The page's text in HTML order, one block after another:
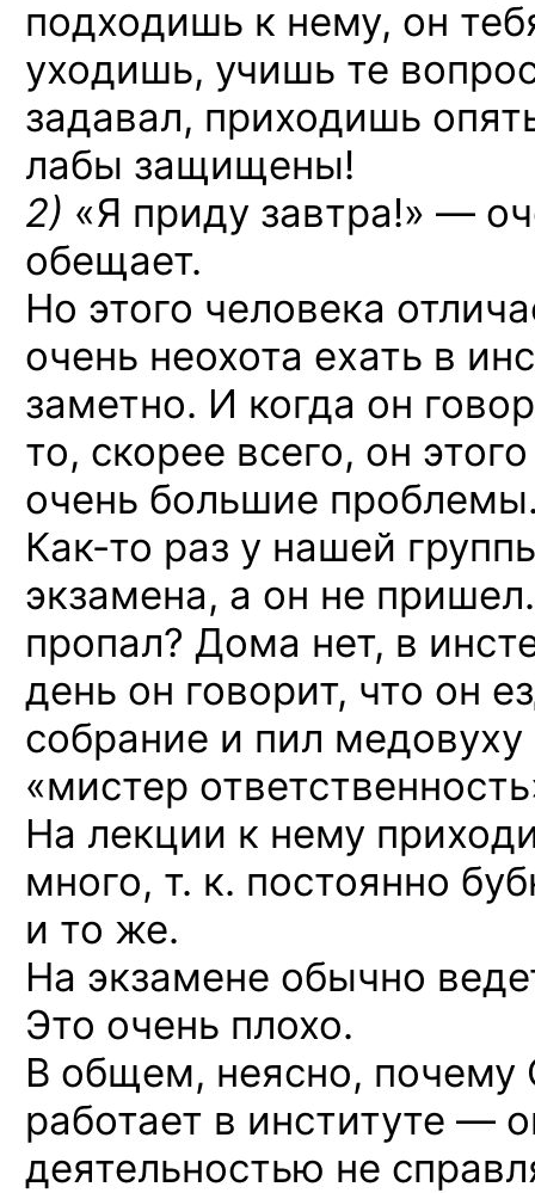
подходишь к нему, он
уходишь, учишь те
задавал, приходишь
лабы защищены!
2) «Я приду завтра!» —
обещает.
Но этого человека
очень неохота ехать в
заметно. И когда он
то, скорее всего, он
очень большие
Как-то раз у нашей
экзамена, а он не
пропал? Дома нет, в
день он говорит, что он
собрание и пил медовуху
«мистер
На лекции к нему
много, т. к. постоянно
и то же.
На экзамене обычно
Это очень плохо.
В общем, неясно,
работает в институте —
деятельностью не